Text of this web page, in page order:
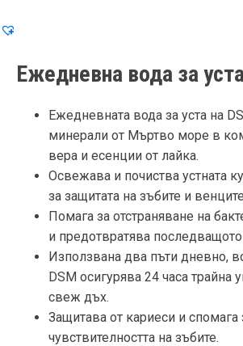
Ежедневна вода за
Ежедневната вода за уста на
минерали от Мъртво море в
вера и есенции от лайка.
Освежава и почиства устната
за защитата на зъбите и
Помага за отстраняване на
и предотвратява
Използвана два пъти дневно,
DSM осигурява 24 часa трайна
свеж дъх.
Защитава от кариеси и спомага
чувствителността на зъбите.